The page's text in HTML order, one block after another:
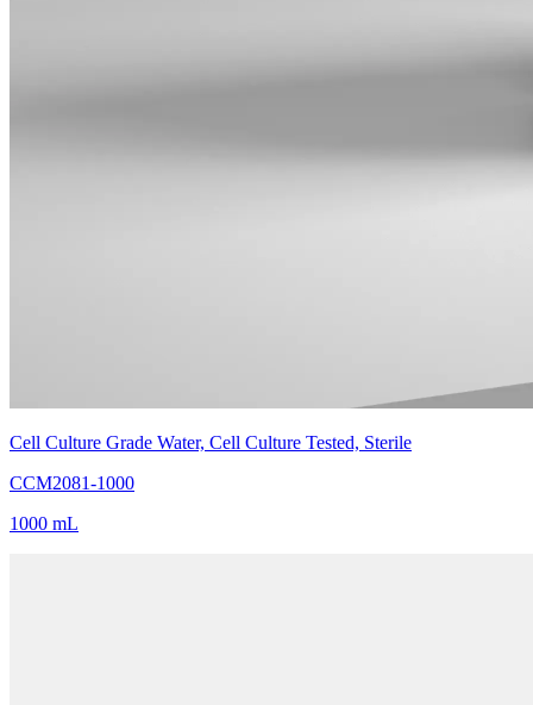
Cell Culture Grade Water, Cell Culture Tested, Sterile
CCM2081-1000
1000 mL